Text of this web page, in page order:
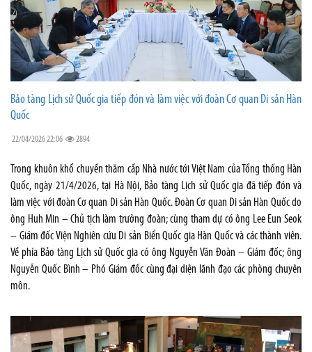
Bảo tàng Lịch sử Quốc gia tiếp đón và làm việc với đoàn Cơ quan Di sản Hàn
Quốc
22/04/2026 22:06 2894
Trong khuôn khổ chuyến thăm cấp Nhà nước tới Việt Nam của Tổng thống Hàn
Quốc, ngày 21/4/2026, tại Hà Nội, Bảo tàng Lịch sử Quốc gia đã tiếp đón và
làm việc với đoàn Cơ quan Di sản Hàn Quốc. Đoàn Cơ quan Di sản Hàn Quốc do
ông Huh Min – Chủ tịch làm trưởng đoàn; cùng tham dự có ông Lee Eun Seok
– Giám đốc Viện Nghiên cứu Di sản Biển Quốc gia Hàn Quốc và các thành viên.
Về phía Bảo tàng Lịch sử Quốc gia có ông Nguyễn Văn Đoàn – Giám đốc; ông
Nguyễn Quốc Bình – Phó Giám đốc cùng đại diện lãnh đạo các phòng chuyên
môn.